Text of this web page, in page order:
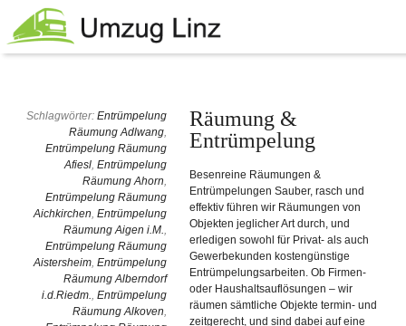
Schlagwörter: Entrümpelung
Räumung Adlwang,
Entrümpelung Räumung
Afiesl, Entrümpelung
Räumung Ahorn,
Entrümpelung Räumung
Aichkirchen, Entrümpelung
Räumung Aigen i.M.,
Entrümpelung Räumung
Aistersheim, Entrümpelung
Räumung Alberndorf
i.d.Riedm., Entrümpelung
Räumung Alkoven,
Räumung &
Entrümpelung
Besenreine Räumungen &
Entrümpelungen Sauber, rasch und
effektiv führen wir Räumungen von
Objekten jeglicher Art durch, und
erledigen sowohl für Privat- als auch
Gewerbekunden kostengünstige
Entrümpelungsarbeiten. Ob Firmen-
oder Haushaltsauflösungen – wir
räumen sämtliche Objekte termin- und
zeitgerecht, und sind dabei auf eine